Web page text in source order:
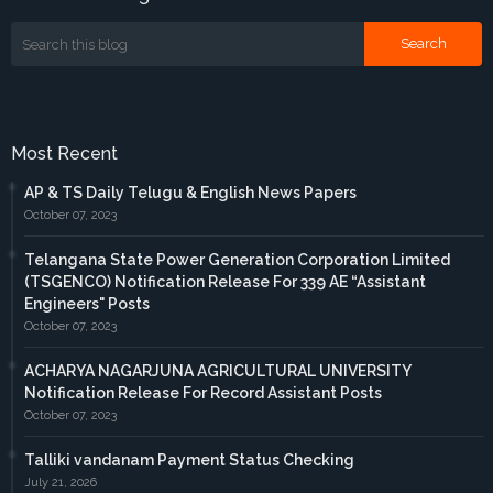
Most Recent
AP & TS Daily Telugu & English News Papers
October 07, 2023
Telangana State Power Generation Corporation Limited
(TSGENCO) Notification Release For 339 AE “Assistant
Engineers" Posts
October 07, 2023
ACHARYA NAGARJUNA AGRICULTURAL UNIVERSITY
Notification Release For Record Assistant Posts
October 07, 2023
Talliki vandanam Payment Status Checking
July 21, 2026